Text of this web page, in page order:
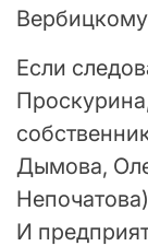
Если
Дымова,
И